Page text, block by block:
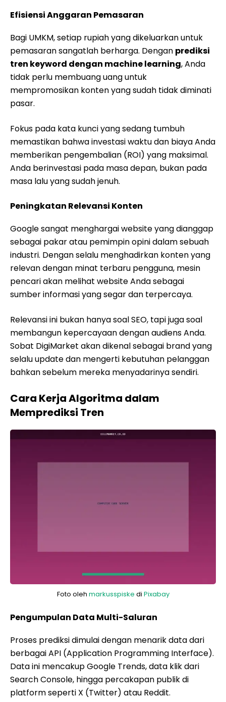
Efisiensi Anggaran Pemasaran
Bagi UMKM, setiap rupiah yang dikeluarkan untuk
pemasaran sangatlah berharga. Dengan prediksi
tren keyword dengan machine learning, Anda
tidak perlu membuang uang untuk
mempromosikan konten yang sudah tidak diminati
pasar.
Fokus pada kata kunci yang sedang tumbuh
memastikan bahwa investasi waktu dan biaya Anda
memberikan pengembalian (ROI) yang maksimal.
Anda berinvestasi pada masa depan, bukan pada
masa lalu yang sudah jenuh.
Peningkatan Relevansi Konten
Google sangat menghargai website yang dianggap
sebagai pakar atau pemimpin opini dalam sebuah
industri. Dengan selalu menghadirkan konten yang
relevan dengan minat terbaru pengguna, mesin
pencari akan melihat website Anda sebagai
sumber informasi yang segar dan terpercaya.
Relevansi ini bukan hanya soal SEO, tapi juga soal
membangun kepercayaan dengan audiens Anda.
Sobat DigiMarket akan dikenal sebagai brand yang
selalu update dan mengerti kebutuhan pelanggan
bahkan sebelum mereka menyadarinya sendiri.
Cara Kerja Algoritma dalam
Memprediksi Tren
Foto oleh markusspiske di Pixabay
Pengumpulan Data Multi-Saluran
Proses prediksi dimulai dengan menarik data dari
berbagai API (Application Programming Interface).
Data ini mencakup Google Trends, data klik dari
Search Console, hingga percakapan publik di
platform seperti X (Twitter) atau Reddit.